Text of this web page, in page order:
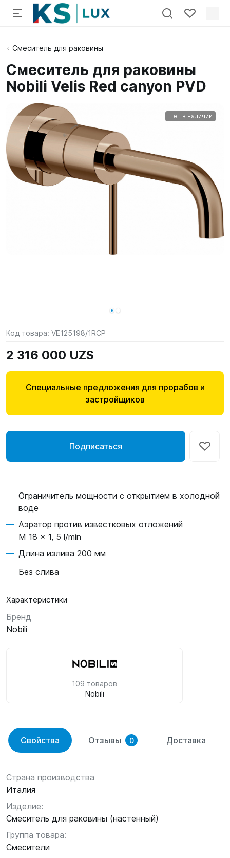
Смеситель для раковины
Смеситель для раковины
Nobili Velis Red canyon PVD
Нет в наличии
Код товара: VE125198/1RCP
2 316 000 UZS
Специальные предложения для прорабов и
застройщиков
Подписаться
Ограничитель мощности с открытием в холодной
воде
Аэратор против известковых отложений
M 18 x 1, 5 l/min
Длина излива 200 мм
Без слива
Характеристики
Бренд
Nobili
109 товаров
Nobili
Свойства Отзывы 0 Доставка
Страна производства
Италия
Изделие:
Смеситель для раковины (настенный)
Группа товара:
Смесители